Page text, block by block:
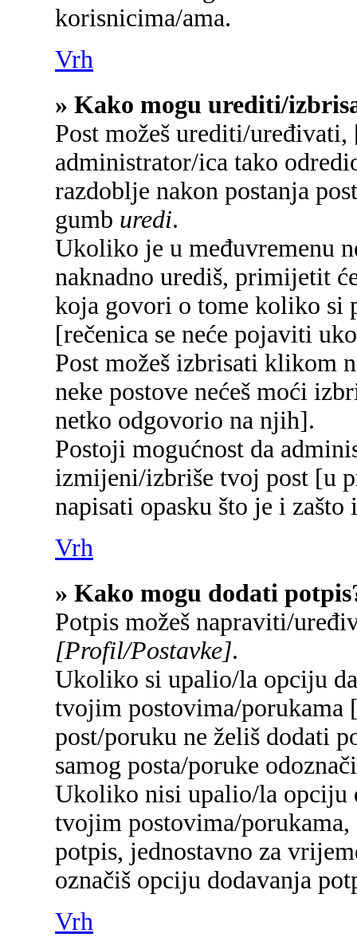
korisnicima/ama.
Vrh
» Kako mogu urediti/
Post možeš urediti/
administrator/ica tako
razdoblje nakon postanja
gumb uredi.
Ukoliko je u međuvremenu
naknadno urediš, primijetit
koja govori o tome koliko si
[rečenica se neće pojaviti
Post možeš izbrisati klikom
neke postove nećeš moći
netko odgovorio na njih].
Postoji mogućnost da
izmijeni/izbriše tvoj post [u
napisati opasku što je i
Vrh
» Kako mogu dodati
Potpis možeš napraviti/
[Profil/Postavke].
Ukoliko si upalio/la opciju
tvojim postovima/porukama
post/poruku ne želiš dodati
samog posta/poruke
Ukoliko nisi upalio/la opciju
tvojim postovima/
potpis, jednostavno za
označiš opciju dodavanja
Vrh